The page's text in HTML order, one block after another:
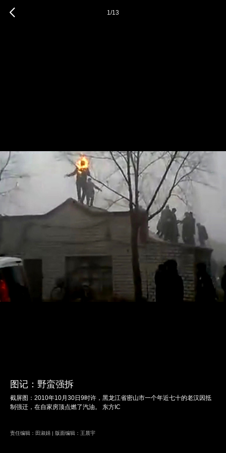
1/13
图记：野蛮强拆
截屏图：2010年10月30日9时许，黑龙江省密山市一个年近七十的老汉因抵
制强迁，在自家房顶点燃了汽油。 东方IC
责任编辑：田淑娟 | 版面编辑：王晨宇